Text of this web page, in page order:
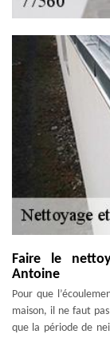
Faire le
Antoine
Pour que
maison, il ne faut
que la période de